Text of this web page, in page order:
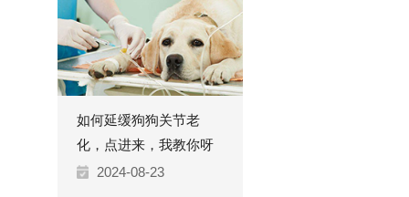
如何延缓狗狗关节老
化，点进来，我教你呀
2024-08-23